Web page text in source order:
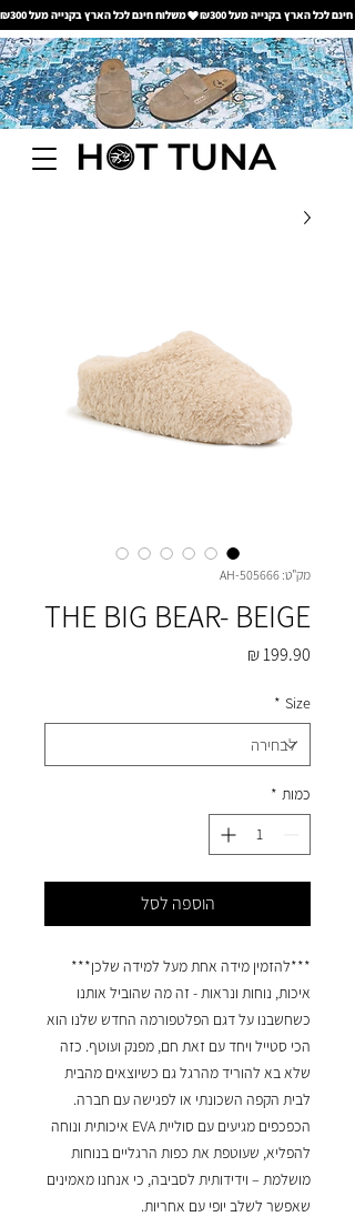
משלוח חינם לכל הארץ בקנייה מעל ₪300
מק"ט: AH-505666
THE BIG BEAR- BEIGE
Size
*
כמות *
הוספה לסל
***להזמין מידה אחת מעל למידה שלכן***
איכות, נוחות ונראות - זה מה שהוביל אותנו
כשחשבנו על דגם הפלטפורמה החדש שלנו הוא
הכי סטייל ויחד עם זאת חם, מפנק ועוטף. כזה
שלא בא להוריד מהרגל גם כשיוצאים מהבית
לבית הקפה השכונתי או לפגישה עם חברה.
הכפכפים מגיעים עם סוליית EVA איכותית ונוחה
להפליא, שעוטפת את כפות הרגליים בנוחות
מושלמת – וידידותית לסביבה, כי אנחנו מאמינים
שאפשר לשלב יופי עם אחריות.